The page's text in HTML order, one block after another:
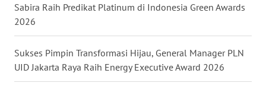
Sabira Raih Predikat Platinum di Indonesia Green Awards
2026
Sukses Pimpin Transformasi Hijau, General Manager PLN
UID Jakarta Raya Raih Energy Executive Award 2026
KALTENG
WN
KALTARA
WN